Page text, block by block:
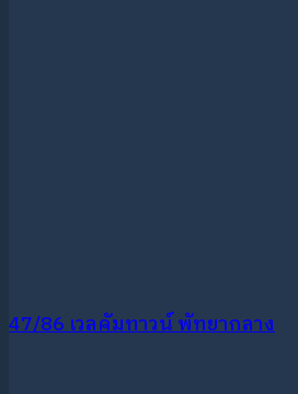
47/86 เวลคัมทาวน์ พัทยากลาง